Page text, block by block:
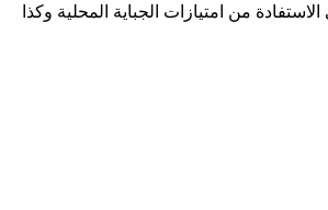
من امتيازات الجباية المحلية وكذا